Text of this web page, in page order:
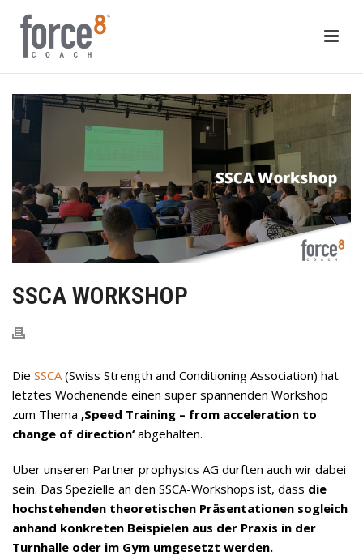
SSCA WORKSHOP
Die SSCA(Swiss Strength and Conditioning Association) hat
letztes Wochenende einen super spannenden Workshop
zum Thema ‚Speed Training – from acceleration to
change of direction‘ abgehalten.
Über unseren Partner prophysics AG durften auch wir dabei
sein. Das Spezielle an den SSCA-Workshops ist, dass die
hochstehenden theoretischen Präsentationen sogleich
anhand konkreten Beispielen aus der Praxis in der
Turnhalle oder im Gym umgesetzt werden.